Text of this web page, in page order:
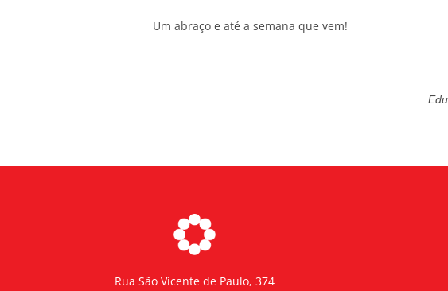
Um abraço e até a semana que vem!
Rua São Vicente de Paulo, 374